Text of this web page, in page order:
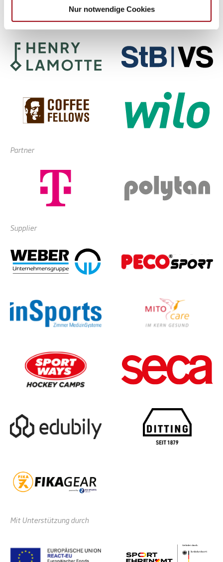
haben oder die sie im Rahmen Ihrer Nutzung der Dienste
Nur notwendige Cookies
Partner
Supplier
Mit Unterstützung durch